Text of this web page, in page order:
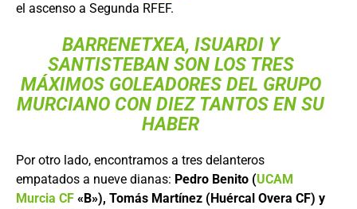
el ascenso a Segunda RFEF.
BARRENETXEA, ISUARDI Y
SANTISTEBAN SON LOS TRES
MÁXIMOS GOLEADORES DEL GRUPO
MURCIANO CON DIEZ TANTOS EN SU
HABER
Por otro lado, encontramos a tres delanteros
empatados a nueve dianas: Pedro Benito (UCAM
Murcia CF «B»), Tomás Martínez (Huércal Overa CF) y